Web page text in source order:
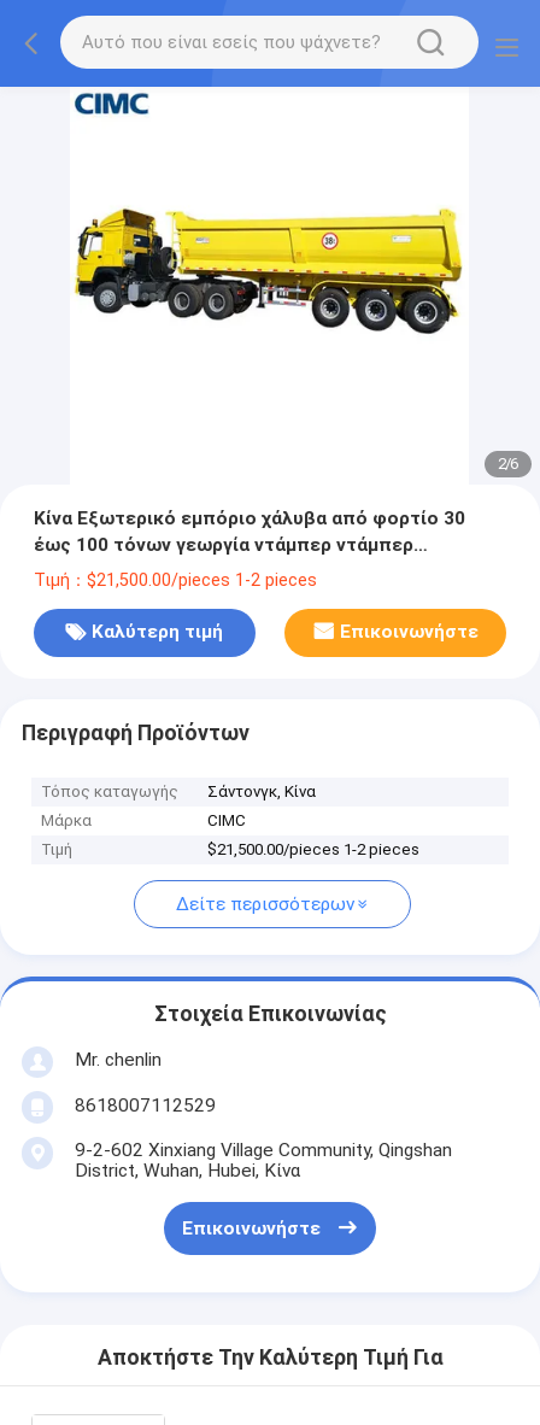
2/6
Κίνα Εξωτερικό εμπόριο χάλυβα από φορτίο 30
έως 100 τόνων γεωργία ντάμπερ ντάμπερ
ημιρυμουλκούμενο 3/4/5/6 άξονες ντάμπερ
Τιμή：$21,500.00/pieces 1-2 pieces
Καλύτερη τιμή Επικοινωνήστε
Περιγραφή Προϊόντων
Τόπος καταγωγής
Σάντονγκ, Κίνα
Μάρκα
CIMC
Τιμή
$21,500.00/pieces 1-2 pieces
Δείτε περισσότερων
Στοιχεία Επικοινωνίας
Mr. chenlin
8618007112529
9-2-602 Xinxiang Village Community, Qingshan
District, Wuhan, Hubei, Κίνα
Επικοινωνήστε
Αποκτήστε Την Καλύτερη Τιμή Για